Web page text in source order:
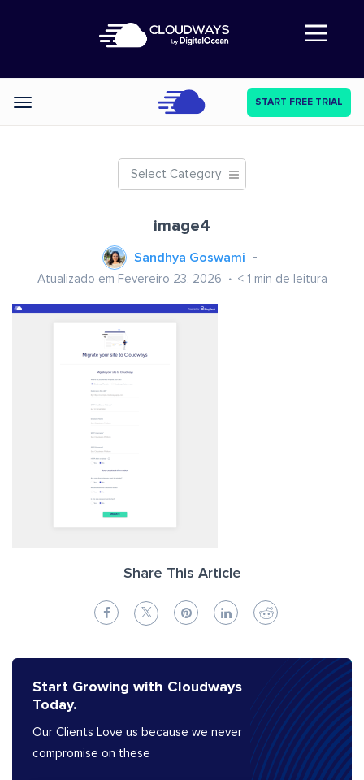
Abre a navegação
Categories START FREE TRIAL
Select Category
image4
Sandhya Goswami
Atualizado em Fevereiro 23, 2026 < 1 min de leitura
Share This Article
Start Growing with Cloudways
Today.
Our Clients Love us because we never
compromise on these